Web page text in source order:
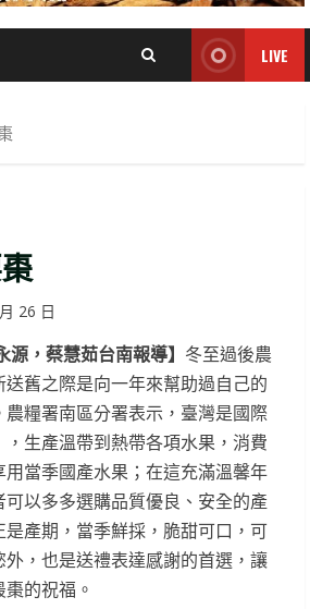
LIVE
26 日
源，蔡慧茹台南報導】 冬至過後農
舊之際是向一年來幫助過自己的
糧署南區分署表示，臺灣是國際
生產溫帶到熱帶各項水果，消費
當季國產水果；在這充滿溫馨年
以多多選購品質優良、安全的產
產期，當季鮮採，脆甜可口，可
，也是送禮表達感謝的首選，讓
的祝福。